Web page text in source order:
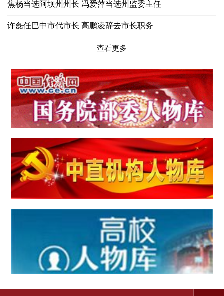
焦杨当选阿坝州州长 冯爱萍当选州监委主任
许磊任巴中市代市长 高鹏凌辞去市长职务
查看更多